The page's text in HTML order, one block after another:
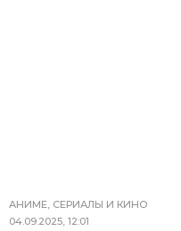
АНИМЕ, СЕРИАЛЫ И КИНО
04.09.2025, 12:01